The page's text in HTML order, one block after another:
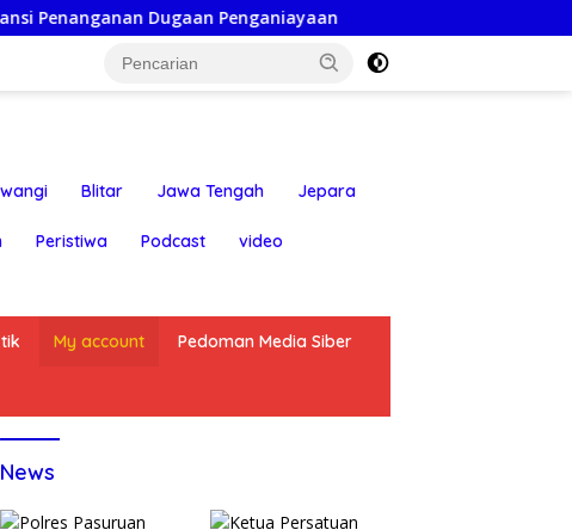
Dugaan Penganiayaan Ketua Persatuan Insan Jurnalis
Blitar Jawa Tengah Jepara
Peristiwa Podcast video
My account Pedoman Media Siber
News